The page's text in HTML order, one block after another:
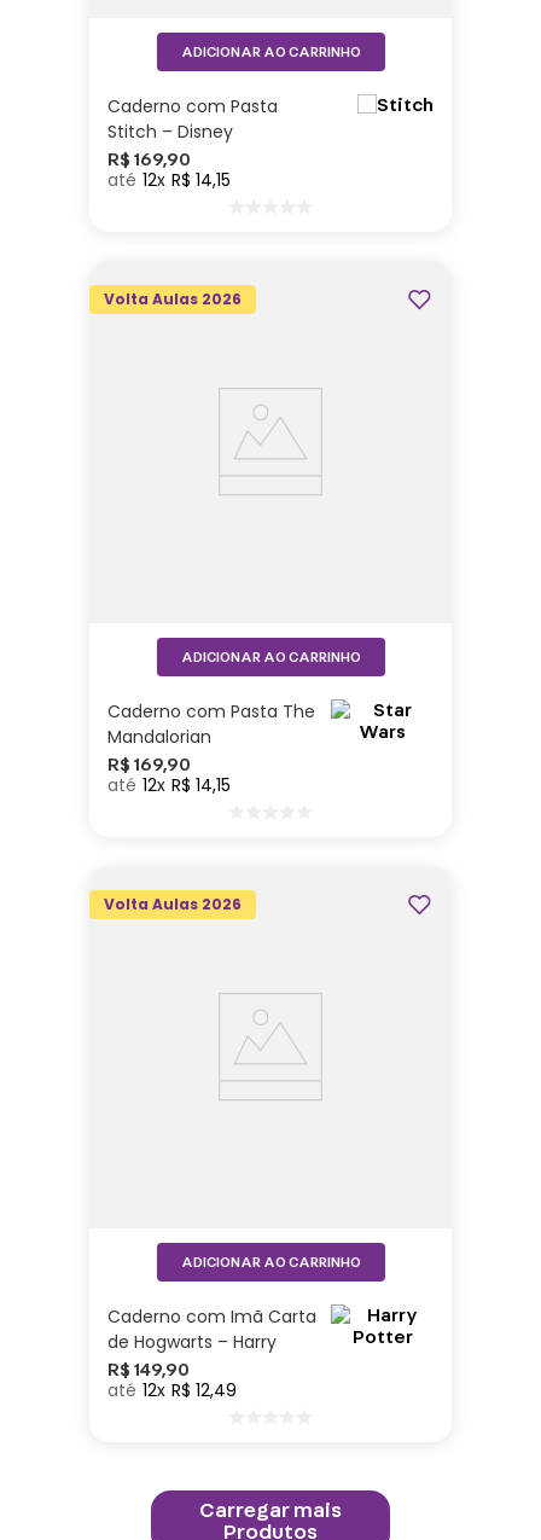
Caderno com Pasta
Stitch – Disney
R$ 169,90
12 R$ 14,15
ADICIONAR AO CARRINHO
Volta Aulas 2026
Caderno com Pasta The
Mandalorian
R$ 169,90
12 R$ 14,15
ADICIONAR AO CARRINHO
Volta Aulas 2026
Caderno com Imã Carta
de Hogwarts – Harry
Potter
R$ 149,90
12 R$ 12,49
ADICIONAR AO CARRINHO